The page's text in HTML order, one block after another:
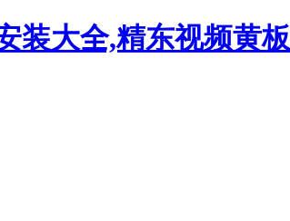
装大全,精东视频黄